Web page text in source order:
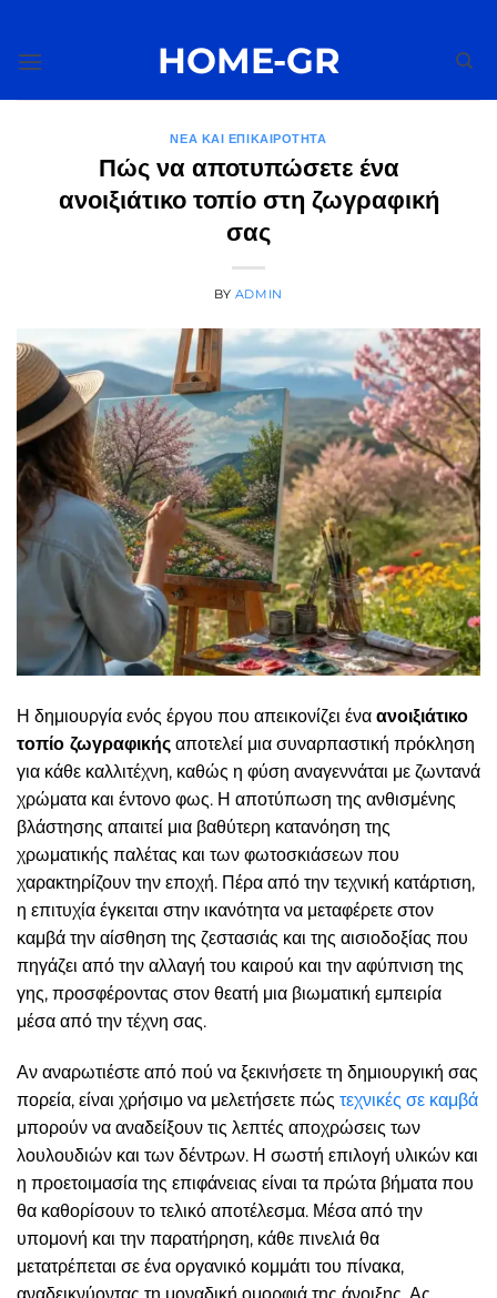
περιεχόμενο
HOME-GR
ΝΈΑ ΚΑΙ ΕΠΙΚΑΙΡΌΤΗΤΑ
Πώς να αποτυπώσετε ένα
ανοιξιάτικο τοπίο στη ζωγραφική
σας
BY ADMIN
Η δημιουργία ενός έργου που απεικονίζει ένα ανοιξιάτικο
τοπίο ζωγραφικής αποτελεί μια συναρπαστική πρόκληση
για κάθε καλλιτέχνη, καθώς η φύση αναγεννάται με ζωντανά
χρώματα και έντονο φως. Η αποτύπωση της ανθισμένης
βλάστησης απαιτεί μια βαθύτερη κατανόηση της
χρωματικής παλέτας και των φωτοσκιάσεων που
χαρακτηρίζουν την εποχή. Πέρα από την τεχνική κατάρτιση,
η επιτυχία έγκειται στην ικανότητα να μεταφέρετε στον
καμβά την αίσθηση της ζεστασιάς και της αισιοδοξίας που
πηγάζει από την αλλαγή του καιρού και την αφύπνιση της
γης, προσφέροντας στον θεατή μια βιωματική εμπειρία
μέσα από την τέχνη σας.
Αν αναρωτιέστε από πού να ξεκινήσετε τη δημιουργική σας
πορεία, είναι χρήσιμο να μελετήσετε πώς τεχνικές σε καμβά
μπορούν να αναδείξουν τις λεπτές αποχρώσεις των
λουλουδιών και των δέντρων. Η σωστή επιλογή υλικών και
η προετοιμασία της επιφάνειας είναι τα πρώτα βήματα που
θα καθορίσουν το τελικό αποτέλεσμα. Μέσα από την
υπομονή και την παρατήρηση, κάθε πινελιά θα
μετατρέπεται σε ένα οργανικό κομμάτι του πίνακα,